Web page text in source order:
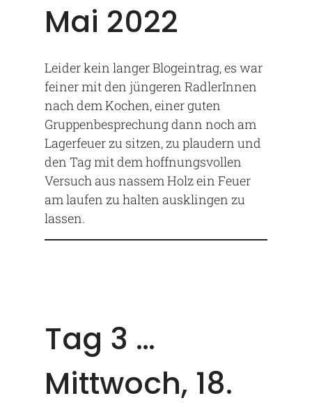
Mai 2022
Leider kein langer Blogeintrag, es war
feiner mit den jüngeren RadlerInnen
nach dem Kochen, einer guten
Gruppenbesprechung dann noch am
Lagerfeuer zu sitzen, zu plaudern und
den Tag mit dem hoffnungsvollen
Versuch aus nassem Holz ein Feuer
am laufen zu halten ausklingen zu
lassen.
Tag 3 …
Mittwoch, 18.